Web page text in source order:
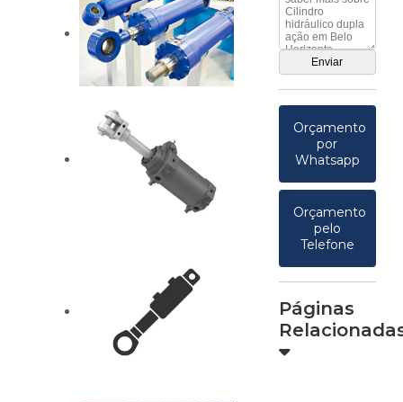
Orçamento
por
Whatsapp
Orçamento
pelo
Telefone
Páginas